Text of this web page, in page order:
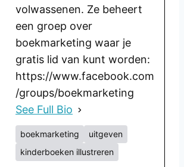
volwassenen. Ze beheert
een groep over
boekmarketing waar je
gratis lid van kunt worden:
https://www.facebook.com
/groups/boekmarketing
See Full Bio
boekmarketing
uitgeven
kinderboeken illustreren